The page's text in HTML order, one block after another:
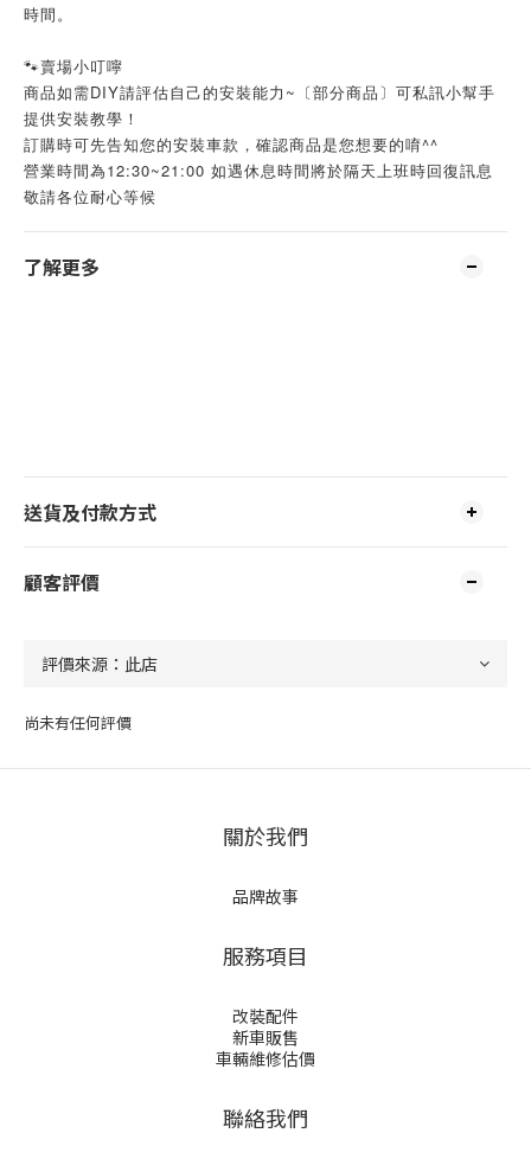
時間。
🐾賣場小叮嚀
商品如需DIY請評估自己的安裝能力~〔部分商品〕可私訊小幫手
提供安裝教學！
訂購時可先告知您的安裝車款，確認商品是您想要的唷^^
營業時間為12:30~21:00 如遇休息時間將於隔天上班時回復訊息
敬請各位耐心等候
了解更多
送貨及付款方式
顧客評價
尚未有任何評價
關於我們
品牌故事
服務項目
改裝配件
新車販售
車輛維修估價
聯絡我們